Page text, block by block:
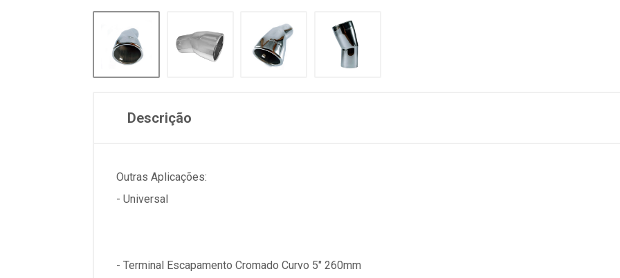
Descrição
Outras Aplicações:
- Universal
- Terminal Escapamento Cromado Curvo 5" 260mm